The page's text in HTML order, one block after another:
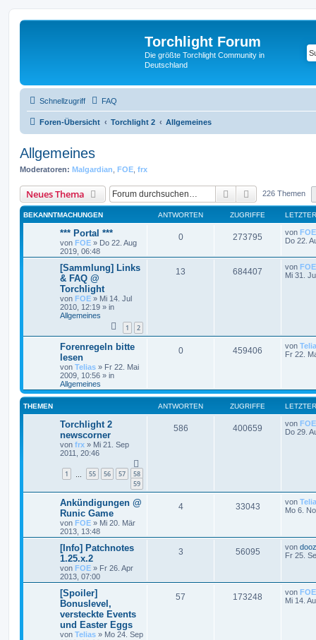
Torchlight Forum
Die größte Torchlight Community in
Deutschland
Schnellzugriff FAQ
Foren-Übersicht Torchlight 2 Allgemeines
Allgemeines
Moderatoren: Malgardian FOE frx
Neues Thema Suche Erweiterte
226 Themen
BEKANNTMACHUNGEN ANTWORTEN ZUGRIFFE
*** Portal ***
von FOE » Do 22. Aug
2019, 06:48
0 273795 von FOE
Do 22.
[Sammlung] Links
& FAQ @
Torchlight
von FOE » Mi 14. Jul
2010, 12:19 » in
Allgemeines
1 2
13 684407 von FOE
Mi 31.
Forenregeln bitte
lesen
von Telias » Fr 22. Mai
2009, 10:56 » in
Allgemeines
0 459406 von
Fr 22.
THEMEN ANTWORTEN ZUGRIFFE
Torchlight 2
newscorner
von frx » Mi 21. Sep
2011, 20:46
1 55 56 57
58
59
586 400659 von FOE
Do 29.
Ankündigungen @
Runic Game
von FOE » Mi 20. Mär
2013, 13:48
4 33043 von
Mo 6.
[Info] Patchnotes
1.25.x.2
von FOE » Fr 26. Apr
2013, 07:00
3 56095 von
Fr 25.
[Spoiler]
Bonuslevel,
versteckte Events
und Easter Eggs
von Telias » Mo 24. Sep
57 173248 von FOE
Mi 14.